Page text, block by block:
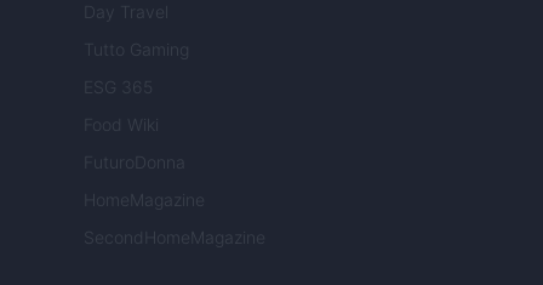
Day Travel
Tutto Gaming
ESG 365
Food Wiki
FuturoDonna
HomeMagazine
SecondHomeMagazine